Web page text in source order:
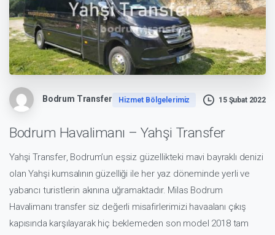
Bodrum Transfer Hizmet Bölgelerimiz 15 Şubat 2022
Bodrum Havalimanı – Yahşi Transfer
Yahşi Transfer, Bodrum’un eşsiz güzellikteki mavi bayraklı denizi
olan Yahşi kumsalının güzelliği ile her yaz döneminde yerli ve
yabancı turistlerin akınına uğramaktadır. Milas Bodrum
Havalimanı transfersiz değerli misafirlerimizi havaalanı çıkış
kapısında karşılayarak hiç beklemeden son model 2018 tam